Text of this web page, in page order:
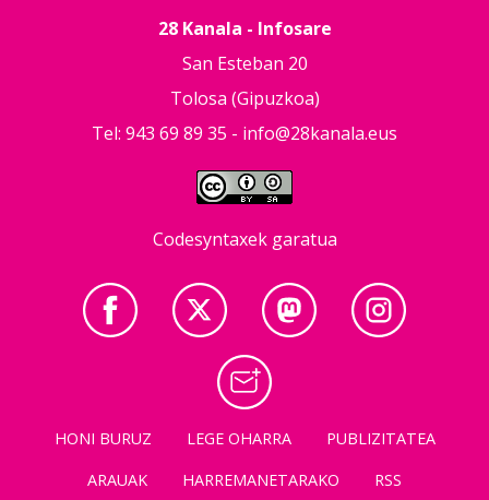
28 Kanala - Infosare
San Esteban 20
Tolosa (Gipuzkoa)
Tel: 943 69 89 35 - info@28kanala.eus
Codesyntaxek garatua
HONI BURUZ LEGE OHARRA
PUBLIZITATEA
ARAUAK
HARREMANETARAKO RSS